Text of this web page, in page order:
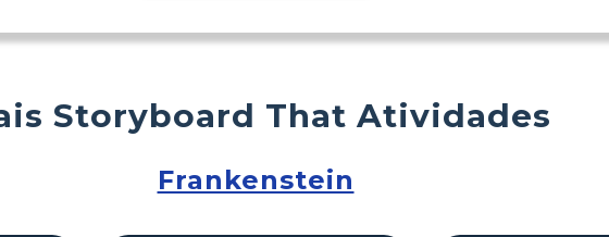
Storyboard That Atividades
Frankenstein